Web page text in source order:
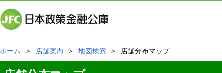
ホーム ＞ 店舗案内 ＞ 地図検索 ＞ 店舗分布マップ